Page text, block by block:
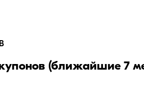
(ближайшие 7